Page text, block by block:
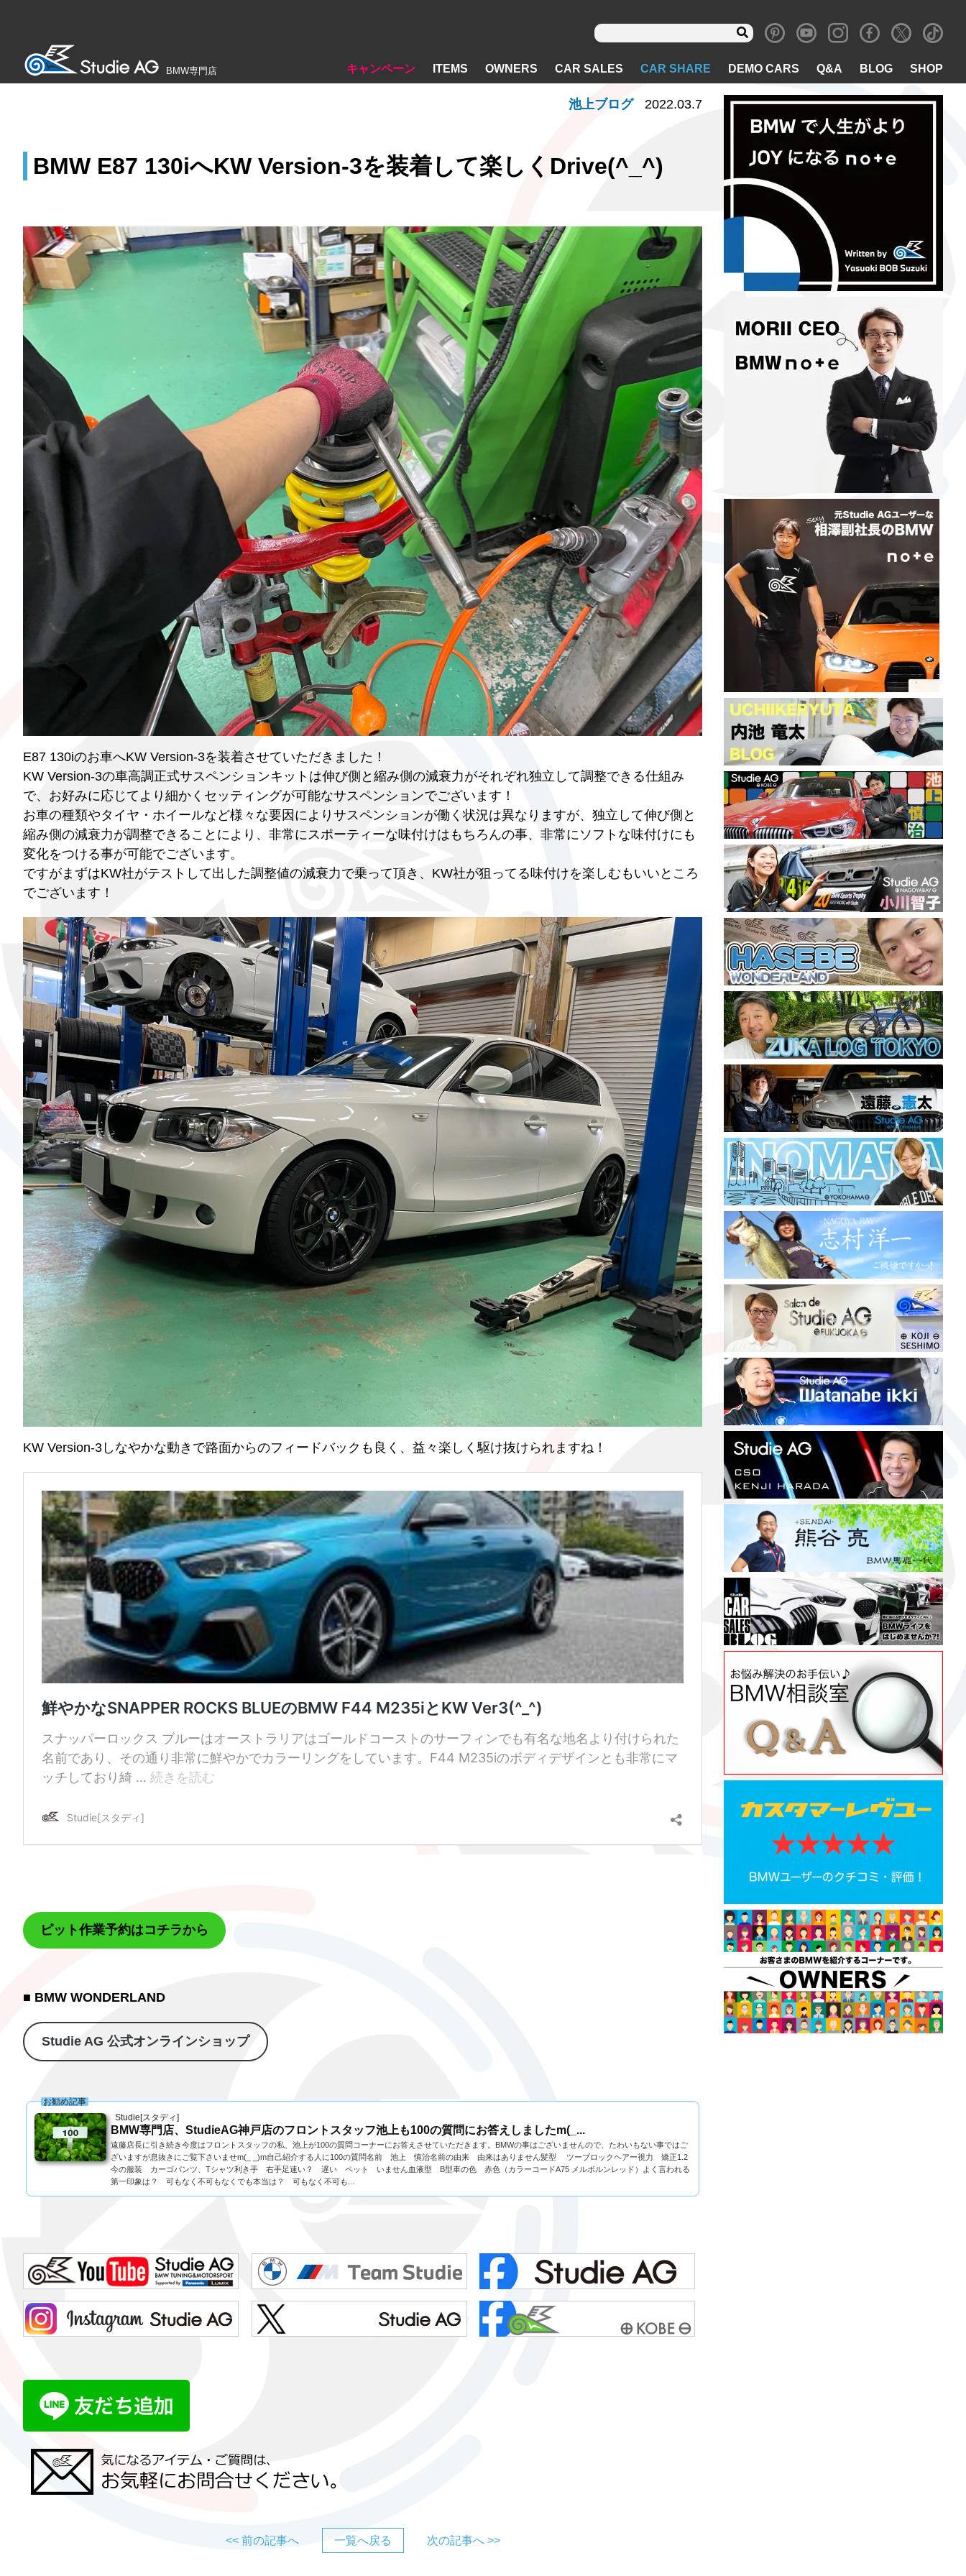
BMW専門店 キャンペーン ITEMS OWNERS CAR SALES CAR SHARE DEMO CARS Q&A BLOG SHOP
BMW E87 130iへKW Version-3を装着して楽しくDrive(^_^)
池上ブログ 2022.03.7
E87 130iのお車へKW Version-3を装着させていただきました！
KW Version-3の車高調正式サスペンションキットは伸び側と縮み側の減衰力がそれぞれ独立して調整できる仕組み
で、お好みに応じてより細かくセッティングが可能なサスペンションでございます！
お車の種類やタイヤ・ホイールなど様々な要因によりサスペンションが働く状況は異なりますが、独立して伸び側と
縮み側の減衰力が調整できることにより、非常にスポーティーな味付けはもちろんの事、非常にソフトな味付けにも
変化をつける事が可能でございます。
ですがまずはKW社がテストして出した調整値の減衰力で乗って頂き、KW社が狙ってる味付けを楽しむもいいところ
でございます！
KW Version-3しなやかな動きで路面からのフィードバックも良く、益々楽しく駆け抜けられますね！
ピット作業予約はコチラから
■ BMW WONDERLAND
Studie AG 公式オンラインショップ
Studie[スタディ]
お勧め記事
BMW専門店、StudieAG神戸店のフロントスタッフ池上も100の質問にお答えしましたm(_...
遠藤店長に引き続き今度はフロントスタッフの私、池上が100の質問コーナーにお答えさせていただきます。BMWの事はございませんので、たわいもない事ではご
ざいますが息抜きにご覧下さいませm(_ _)m自己紹介する人に100の質問名前 池上 慎治名前の由来 由来はありません髪型 ツーブロックヘアー視力 矯正1.2
今の服装 カーゴパンツ、Tシャツ利き手 右手足速い？ 遅い ペット いません血液型 B型車の色 赤色（カラーコードA75 メルボルンレッド）よく言われる
第一印象は？ 可もなく不可もなくでも本当は？ 可もなく不可も...
<< 前の記事へ 一覧へ戻る 次の記事へ >>